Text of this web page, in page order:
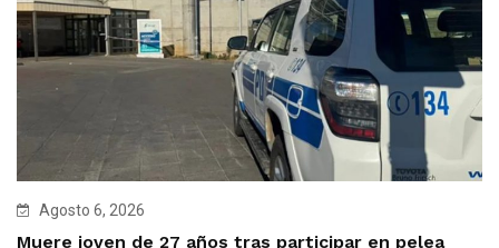
Agosto 6, 2026
Muere joven de 27 años tras participar en pelea